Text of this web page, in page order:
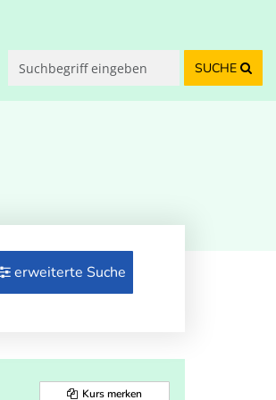
SUCHE
erweiterte Suche
Kurs merken